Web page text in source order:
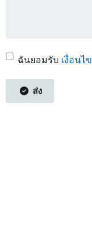
ฉันยอมรับ เงื่อนไข
ส่ง